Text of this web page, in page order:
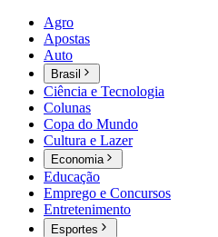
Agro
Apostas
Auto
Brasil
Ciência e Tecnologia
Colunas
Copa do Mundo
Cultura e Lazer
Economia
Educação
Emprego e Concursos
Entretenimento
Esportes